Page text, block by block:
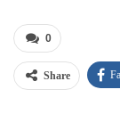
0
Share